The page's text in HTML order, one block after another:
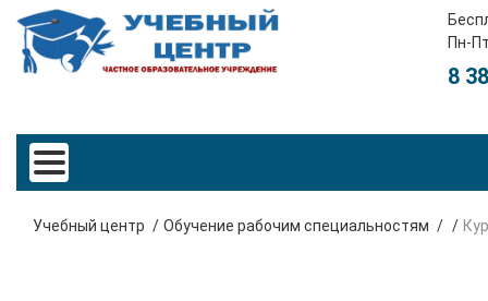
Пн-
8
Учебный центр Обучение рабочим специальностям